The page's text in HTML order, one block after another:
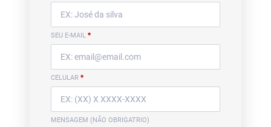
SEU E-MAIL *
CELULAR *
MENSAGEM (NÃO OBRIGATRIO)